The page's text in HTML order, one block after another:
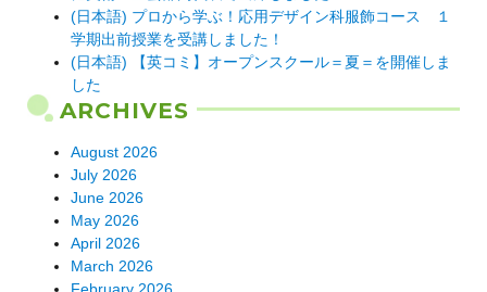
(日本語) プロから学ぶ！応用デザイン科服飾コース １
学期出前授業を受講しました！
(日本語) 【英コミ】オープンスクール＝夏＝を開催しま
した
ARCHIVES
August 2026
July 2026
June 2026
May 2026
April 2026
March 2026